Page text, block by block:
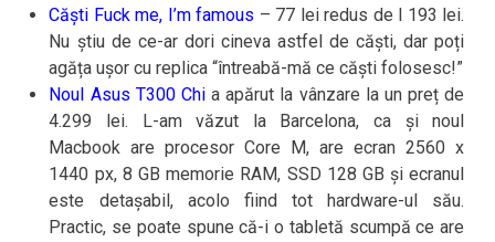
Căști Fuck me, I’m famous – 77 lei redus de l 193 lei.
Nu știu de ce-ar dori cineva astfel de căști, dar poți
agăța ușor cu replica “întreabă-mă ce căști folosesc!”
Noul Asus T300 Chia apărut la vânzare la un preț de
4.299 lei. L-am văzut la Barcelona, ca și noul
Macbook are procesor Core M, are ecran 2560 x
1440 px, 8 GB memorie RAM, SSD 128 GB și ecranul
este detașabil, acolo fiind tot hardware-ul său.
Practic, se poate spune că-i o tabletă scumpă ce are